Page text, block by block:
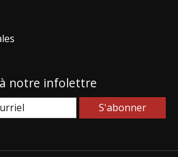
notre infolettre
S'abonner